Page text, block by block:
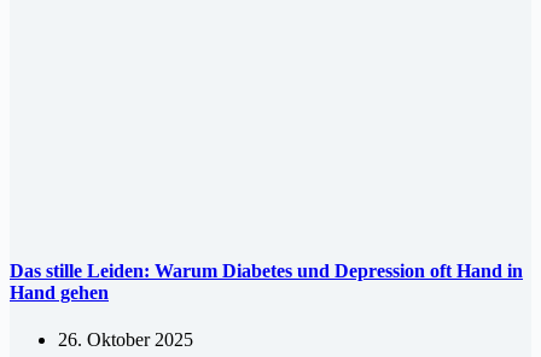
Das stille Leiden: Warum Diabetes und Depression oft Hand in
Hand gehen
26. Oktober 2025